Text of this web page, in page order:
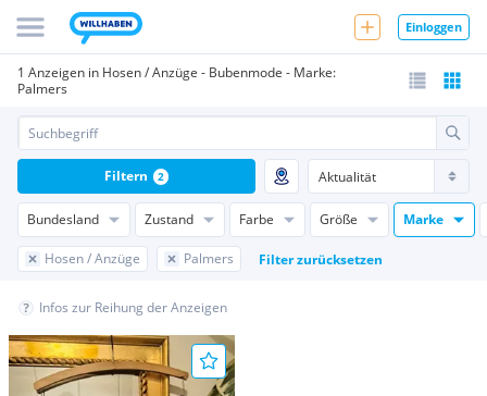
Einloggen
1 Anzeigen in Hosen / Anzüge - Bubenmode - Marke:
Palmers
Bundesland Zustand Farbe Größe Marke
Hosen / Anzüge Palmers Filter zurücksetzen
Filtern 2
Infos zur Reihung der Anzeigen